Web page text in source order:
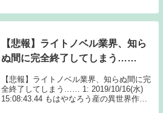
の敵対組織である白ひげと内通） ↓ 王下七
武海脱退、ビッ...
【悲報】ライトノベル業界、知ら
ぬ間に完全終了してしまう……
【悲報】ライトノベル業界、知らぬ間に完
全終了してしまう…… 1: 2019/10/16(水)
15:08:43.44 もはやなろう産の異世界作品